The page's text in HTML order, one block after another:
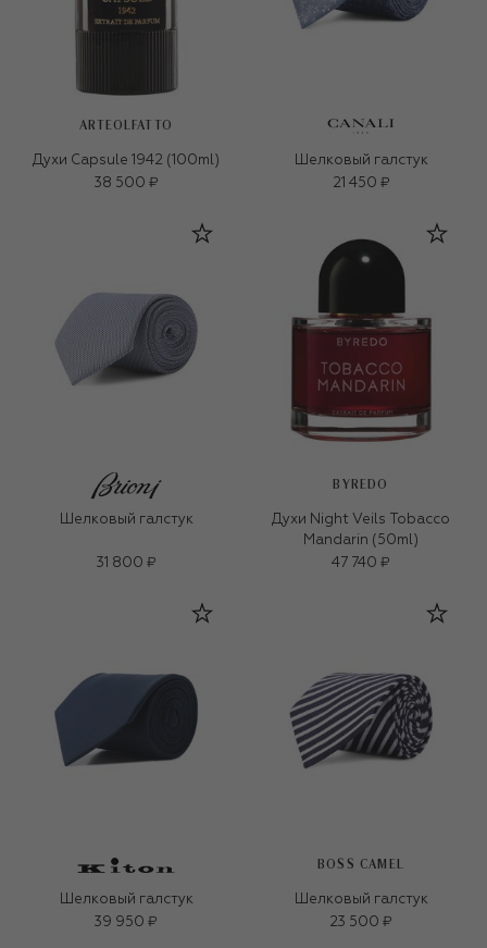
ARTEOLFATTO
Духи Capsule 1942 (100ml)
38 500 ₽
Шелковый галстук
21 450 ₽
Шелковый галстук
31 800 ₽
BYREDO
Духи Night Veils Tobacco
Mandarin (50ml)
47 740 ₽
Шелковый галстук
39 950 ₽
BOSS CAMEL
Шелковый галстук
23 500 ₽